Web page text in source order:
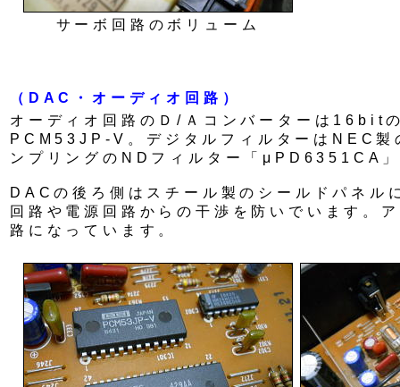
サーボ回路のボリューム
（DAC・オーディオ回路）
オーディオ回路のＤ/Ａコンバーターは16bit
PCM53JP-V。デジタルフィルターはNEC
ンプリングのNDフィルター「μPD6351CA
DACの後ろ側はスチール製のシールドパネル
回路や電源回路からの干渉を防いでいます。
路になっています。